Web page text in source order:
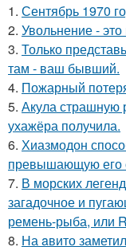
1. Сентябрь 1970
2. Увольнение - это
3. Только
там - ваш бывший.
4. Пожарный
5. Акула страшную
ухажёра получила.
6. Хиазмодон
превышающую его
7. В морских
загадочное и
ремень-рыба, или
8. На aвито